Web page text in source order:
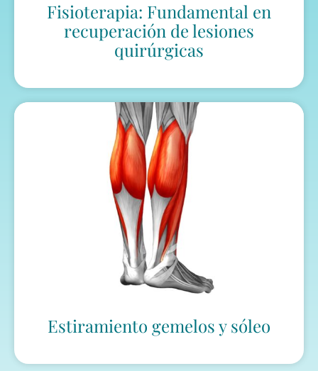
Fisioterapia: Fundamental en
recuperación de lesiones
quirúrgicas
Estiramiento gemelos y sóleo